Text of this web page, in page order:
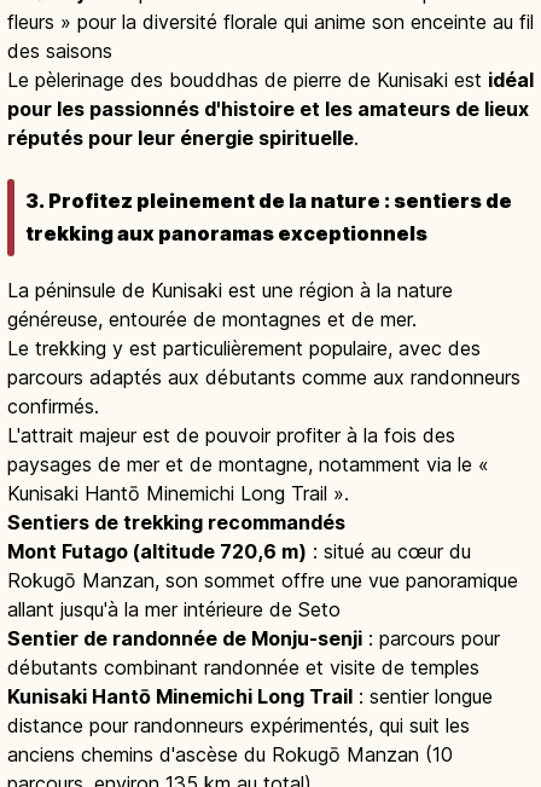
fleurs » pour la diversité florale qui anime son enceinte au fil
des saisons
Le pèlerinage des bouddhas de pierre de Kunisaki est idéal
pour les passionnés d'histoire et les amateurs de lieux
réputés pour leur énergie spirituelle.
3. Profitez pleinement de la nature : sentiers de
trekking aux panoramas exceptionnels
La péninsule de Kunisaki est une région à la nature
généreuse, entourée de montagnes et de mer.
Le trekking y est particulièrement populaire, avec des
parcours adaptés aux débutants comme aux randonneurs
confirmés.
L'attrait majeur est de pouvoir profiter à la fois des
paysages de mer et de montagne, notamment via le «
Kunisaki Hantō Minemichi Long Trail ».
Sentiers de trekking recommandés
Mont Futago (altitude 720,6 m) : situé au cœur du
Rokugō Manzan, son sommet offre une vue panoramique
allant jusqu'à la mer intérieure de Seto
Sentier de randonnée de Monju-senji : parcours pour
débutants combinant randonnée et visite de temples
Kunisaki Hantō Minemichi Long Trail : sentier longue
distance pour randonneurs expérimentés, qui suit les
anciens chemins d'ascèse du Rokugō Manzan (10